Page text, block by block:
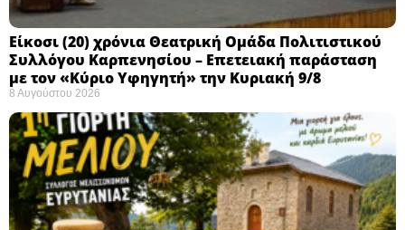
Eίκοσι (20) χρόνια Θεατρική Ομάδα Πολιτιστικού
Συλλόγου Καρπενησίου – Επετειακή παράσταση
με τον «Κύριο Υφηγητή» την Κυριακή 9/8
8 Αυγούστου 2026